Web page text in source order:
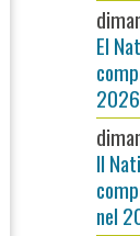
El
2026
Il
nel